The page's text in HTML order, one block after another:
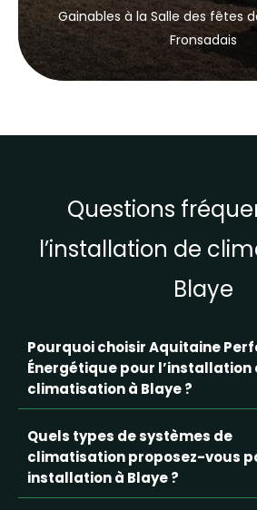
Gainables à la Salle des fêtes
Fronsadais
Questions
l’installation de
Blaye
Pourquoi choisir Aquitaine
Énergétique pour l’installation
climatisation à Blaye ?
Quels types de systèmes de
climatisation proposez-vous
installation à Blaye ?